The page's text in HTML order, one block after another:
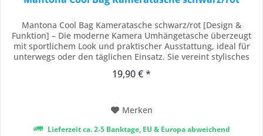
Mantona Cool Bag Kameratasche schwarz/rot [Design &
Funktion] – Die moderne Kamera Umhängetasche überzeugt
mit sportlichem Look und praktischer Ausstattung, ideal für
unterwegs oder den täglichen Einsatz. Sie vereint stylisches
verschiedenster Marken. [Innenaufteilung] – Die komfortabel
19,90 € *
Merken
Lieferzeit ca. 2-5 Banktage, EU & Europa abweichend